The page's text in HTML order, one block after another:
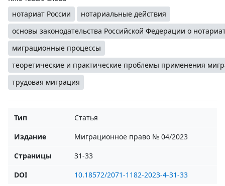
нотариат России
нотариальные действия
основы законодательства Российской Федерации о
миграционные процессы
теоретические и практические проблемы применения
трудовая миграция
Тип
Статья
Издание
Миграционное право № 04/2023
Страницы
31-33
DOI
10.18572/2071-1182-2023-4-31-33